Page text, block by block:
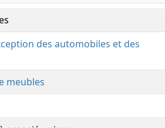
des automobiles et des
meubles